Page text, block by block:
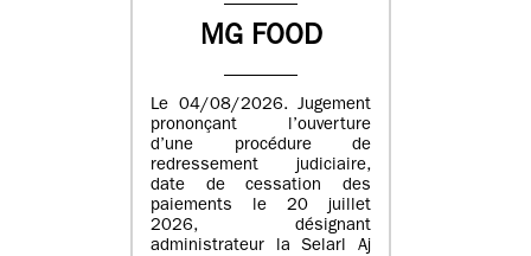
MG FOOD
Le 04/08/2026. Jugement
prononçant l’ouverture
d’une procédure de
redressement judiciaire,
date de cessation des
paiements le 20 juillet
2026, désignant
administrateur la Selarl Aj